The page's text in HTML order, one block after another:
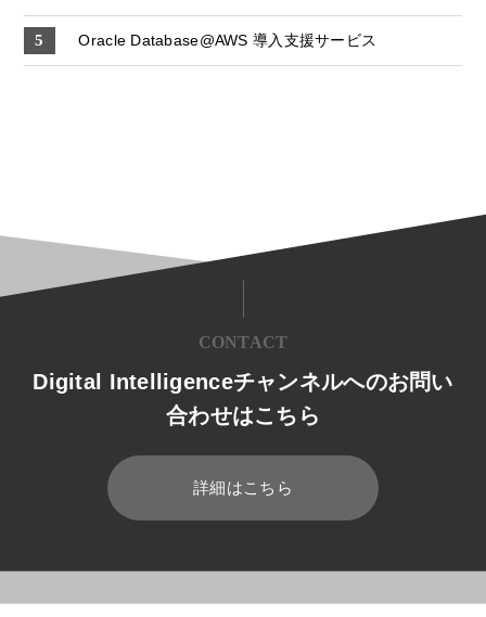
Oracle Database@AWS 導入支援サービス
CONTACT
Digital Intelligenceチャンネルへのお問い
合わせはこちら
詳細はこちら